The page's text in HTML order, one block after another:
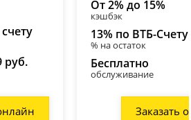
руб.
От 2% до 15%
кэшбэк
13% по ВТБ-Счету
% на остаток
Бесплатно
обслуживание
Заказать